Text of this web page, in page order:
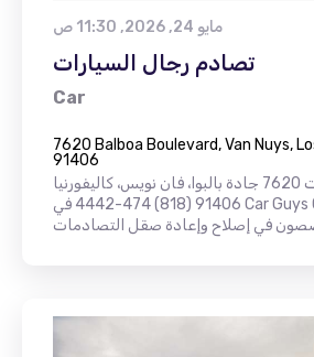
مايو 24, 2026, 11:30 ص
تصادم رجال السيارات
Car
7620 Balboa Boulevard, Van Nuys,
91406
تصادم رجال السيارات 7620 جادة بالبوا، فان نويس، كاليفورنيا
91406 (818) 474-4442 في Car Guys Collision، نحن